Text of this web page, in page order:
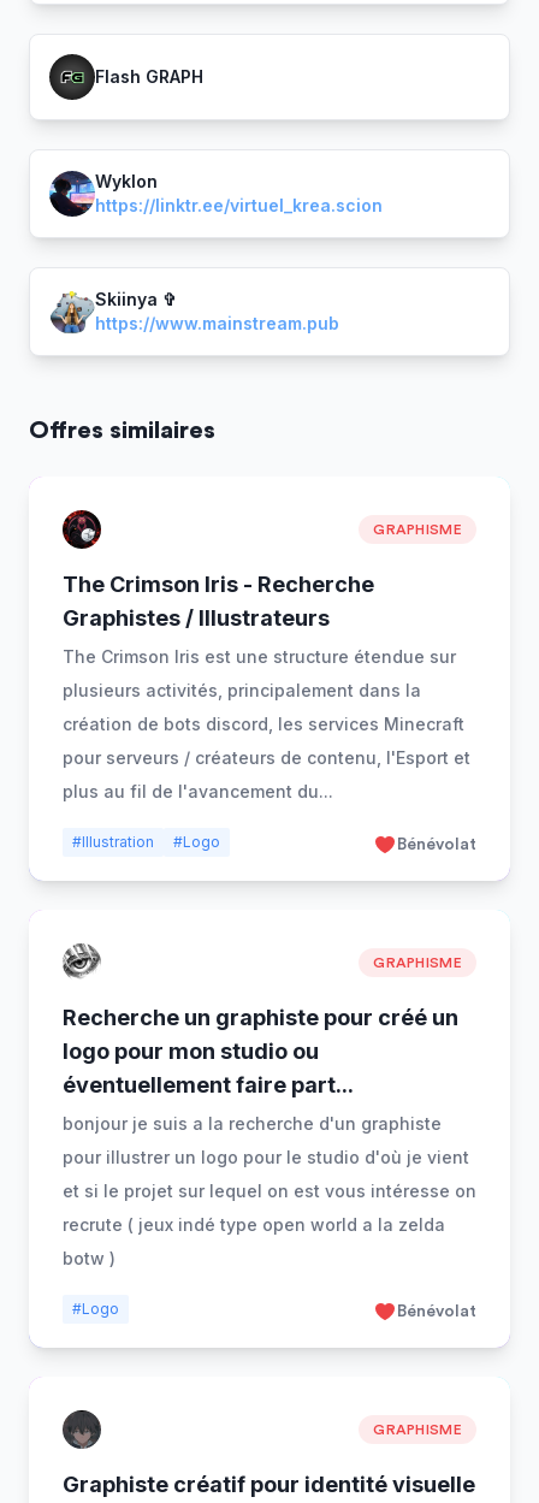
Flash GRAPH
Wyklon
https://linktr.ee/virtuel_krea.scion
Skiinya ✞
https://www.mainstream.pub
Offres similaires
GRAPHISME
The Crimson Iris - Recherche
Graphistes / Illustrateurs
The Crimson Iris est une structure étendue sur
plusieurs activités, principalement dans la
création de bots discord, les services Minecraft
pour serveurs / créateurs de contenu, l'Esport et
plus au fil de l'avancement du...
#Illustration #Logo Bénévolat
GRAPHISME
Recherche un graphiste pour créé un
logo pour mon studio ou
éventuellement faire part...
bonjour je suis a la recherche d'un graphiste
pour illustrer un logo pour le studio d'où je vient
et si le projet sur lequel on est vous intéresse on
recrute ( jeux indé type open world a la zelda
botw )
#Logo Bénévolat
GRAPHISME
Graphiste créatif pour identité visuelle